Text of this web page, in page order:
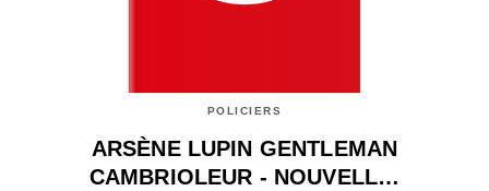
POLICIERS
ARSÈNE LUPIN GENTLEMAN
CAMBRIOLEUR - NOUVELL…